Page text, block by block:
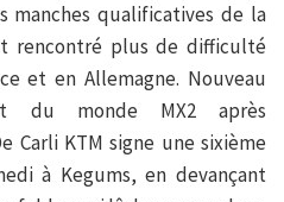
manches qualificatives de la
rencontré plus de difficulté
et en Allemagne. Nouveau
du monde MX2 après
Carli KTM signe une sixième
à Kegums, en devançant